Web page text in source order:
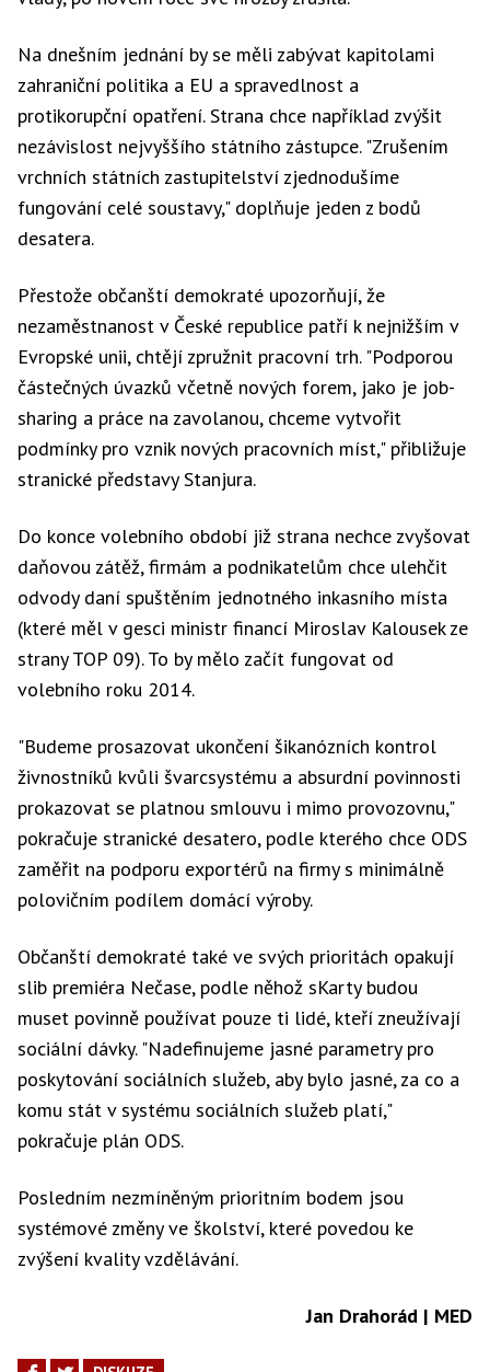
Na dnešním jednání by se měli zabývat kapitolami
zahraniční politika a EU a spravedlnost a
protikorupční opatření. Strana chce například zvýšit
nezávislost nejvyššího státního zástupce. "Zrušením
vrchních státních zastupitelství zjednodušíme
fungování celé soustavy," doplňuje jeden z bodů
desatera.
Přestože občanští demokraté upozorňují, že
nezaměstnanost v České republice patří k nejnižším v
Evropské unii, chtějí zpružnit pracovní trh. "Podporou
částečných úvazků včetně nových forem, jako je job-
sharing a práce na zavolanou, chceme vytvořit
podmínky pro vznik nových pracovních míst," přibližuje
stranické představy Stanjura.
Do konce volebního období již strana nechce zvyšovat
daňovou zátěž, firmám a podnikatelům chce ulehčit
odvody daní spuštěním jednotného inkasního místa
(které měl v gesci ministr financí Miroslav Kalousek ze
strany TOP 09). To by mělo začít fungovat od
volebního roku 2014.
"Budeme prosazovat ukončení šikanózních kontrol
živnostníků kvůli švarcsystému a absurdní povinnosti
prokazovat se platnou smlouvu i mimo provozovnu,"
pokračuje stranické desatero, podle kterého chce ODS
zaměřit na podporu exportérů na firmy s minimálně
polovičním podílem domácí výroby.
Občanští demokraté také ve svých prioritách opakují
slib premiéra Nečase, podle něhož sKarty budou
muset povinně používat pouze ti lidé, kteří zneužívají
sociální dávky. "Nadefinujeme jasné parametry pro
poskytování sociálních služeb, aby bylo jasné, za co a
komu stát v systému sociálních služeb platí,"
pokračuje plán ODS.
Posledním nezmíněným prioritním bodem jsou
systémové změny ve školství, které povedou ke
zvýšení kvality vzdělávání.
Jan Drahorád | MED